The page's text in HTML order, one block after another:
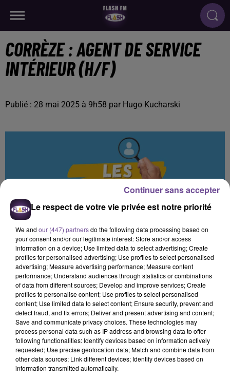
CORRÈZE : AGENT DE SERVICE
INTÉRIEUR (H/F)
Publié : 28 mai 2025 à 9h58 par Hugo Kucharski
Une société à Malemort recherche un
Agent de Service Intérieur (H/F).
Une société à Malemort recherche un Agent de Service
Intérieur (H/F). Vous devrez assurer l’entretien des locaux,
Le respect de votre vie privée est notre priorité
We and our (447) partnersdo the following data processing based on
your consent and/or our legitimate interest: Store and/or access
information on a device; Use limited data to select advertising; Create
profiles for personalised advertising; Use profiles to select personalised
advertising; Measure advertising performance; Measure content
performance; Understand audiences through statistics or combinations
of data from different sources; Develop and improve services; Create
profiles to personalise content; Use profiles to select personalised
content; Use limited data to select content; Ensure security, prevent and
detect fraud, and fix errors; Deliver and present advertising and content;
Save and communicate privacy choices. These technologies may
process personal data such as IP address and browsing data to offer
following functionalities: Identify devices based on information actively
requested; Use precise geolocation data; Match and combine data from
other data sources; Link different devices; Identify devices based on
information transmitted automatically.
Continuer sans accepter